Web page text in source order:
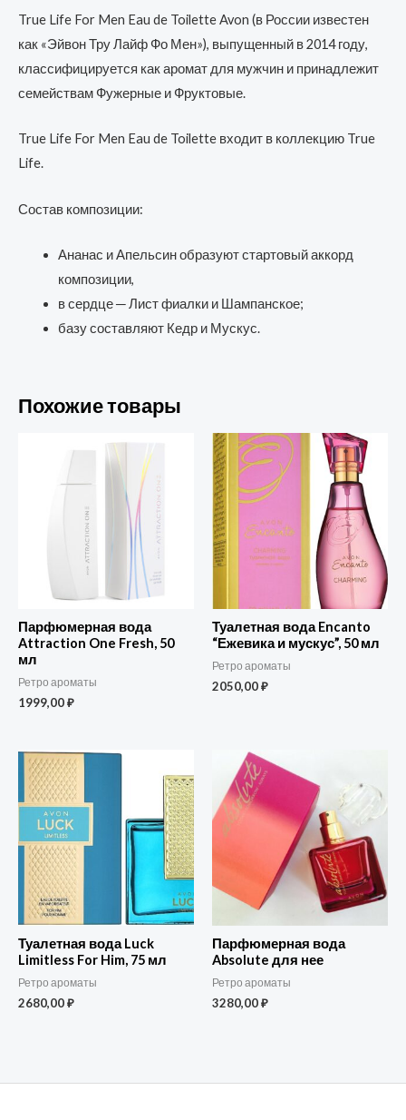
True Life For Men Eau de Toilette Avon (в России известен
как «Эйвон Тру Лайф Фо Мен»), выпущенный в 2014 году,
классифицируется как аромат для мужчин и принадлежит
семействам Фужерные и Фруктовые.
True Life For Men Eau de Toilette входит в коллекцию True
Life.
Состав композиции:
Ананас и Апельсин образуют стартовый аккорд
композиции,
в сердце ─ Лист фиалки и Шампанское;
базу составляют Кедр и Мускус.
Похожие товары
Парфюмерная вода
Attraction One Fresh, 50
мл
Ретро ароматы
1999,00₽
Туалетная вода Encanto
“Ежевика и мускус”, 50 мл
Ретро ароматы
2050,00₽
Туалетная вода Luck
Limitless For Him, 75 мл
Ретро ароматы
2680,00₽
Парфюмерная вода
Absolute для нее
Ретро ароматы
3280,00₽